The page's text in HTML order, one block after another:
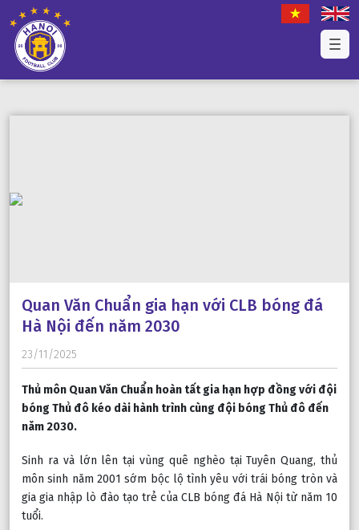
Quan Văn Chuẩn gia hạn với CLB bóng đá
Hà Nội đến năm 2030
23/11/2025
Thủ môn Quan Văn Chuẩn hoàn tất gia hạn hợp đồng với đội
bóng Thủ đô kéo dài hành trình cùng đội bóng Thủ đô đến
năm 2030.
Sinh ra và lớn lên tại vùng quê nghèo tại Tuyên Quang, thủ
môn sinh năm 2001 sớm bộc lộ tình yêu với trái bóng tròn và
gia gia nhập lò đào tạo trẻ của CLB bóng đá Hà Nội từ năm 10
tuổi.